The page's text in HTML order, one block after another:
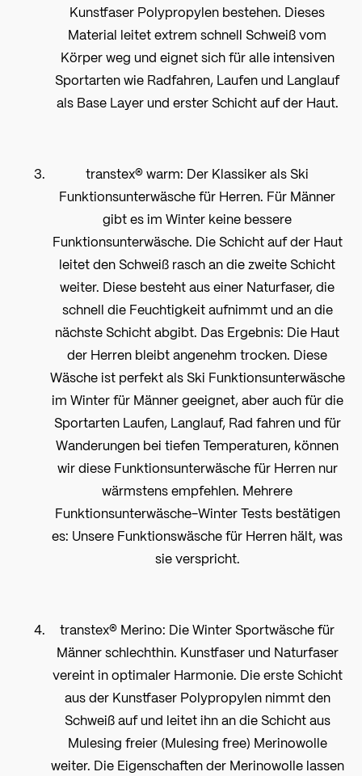
Kunstfaser Polypropylen bestehen. Dieses
Material leitet extrem schnell Schweiß vom
Körper weg und eignet sich für alle intensiven
Sportarten wie Radfahren, Laufen und Langlauf
als Base Layer und erster Schicht auf der Haut.
transtex® warm: Der Klassiker als Ski
Funktionsunterwäsche für Herren. Für Männer
gibt es im Winter keine bessere
Funktionsunterwäsche. Die Schicht auf der Haut
leitet den Schweiß rasch an die zweite Schicht
weiter. Diese besteht aus einer Naturfaser, die
schnell die Feuchtigkeit aufnimmt und an die
nächste Schicht abgibt. Das Ergebnis: Die Haut
der Herren bleibt angenehm trocken. Diese
Wäsche ist perfekt als Ski Funktionsunterwäsche
im Winter für Männer geeignet, aber auch für die
Sportarten Laufen, Langlauf, Rad fahren und für
Wanderungen bei tiefen Temperaturen, können
wir diese Funktionsunterwäsche für Herren nur
wärmstens empfehlen. Mehrere
Funktionsunterwäsche-Winter Tests bestätigen
es: Unsere Funktionswäsche für Herren hält, was
sie verspricht.
transtex® Merino: Die Winter Sportwäsche für
Männer schlechthin. Kunstfaser und Naturfaser
vereint in optimaler Harmonie. Die erste Schicht
aus der Kunstfaser Polypropylen nimmt den
Schweiß auf und leitet ihn an die Schicht aus
Mulesing freier (Mulesing free) Merinowolle
weiter. Die Eigenschaften der Merinowolle lassen